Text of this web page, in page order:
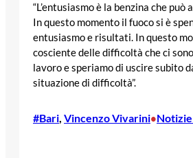
“L’entusiasmo è la benzina che può
In questo momento il fuoco si è
entusiasmo e risultati. In questo
cosciente delle difficoltà che ci
lavoro e speriamo di uscire subito
situazione di difficoltà”.
#Bari, Vincenzo Vivarini•